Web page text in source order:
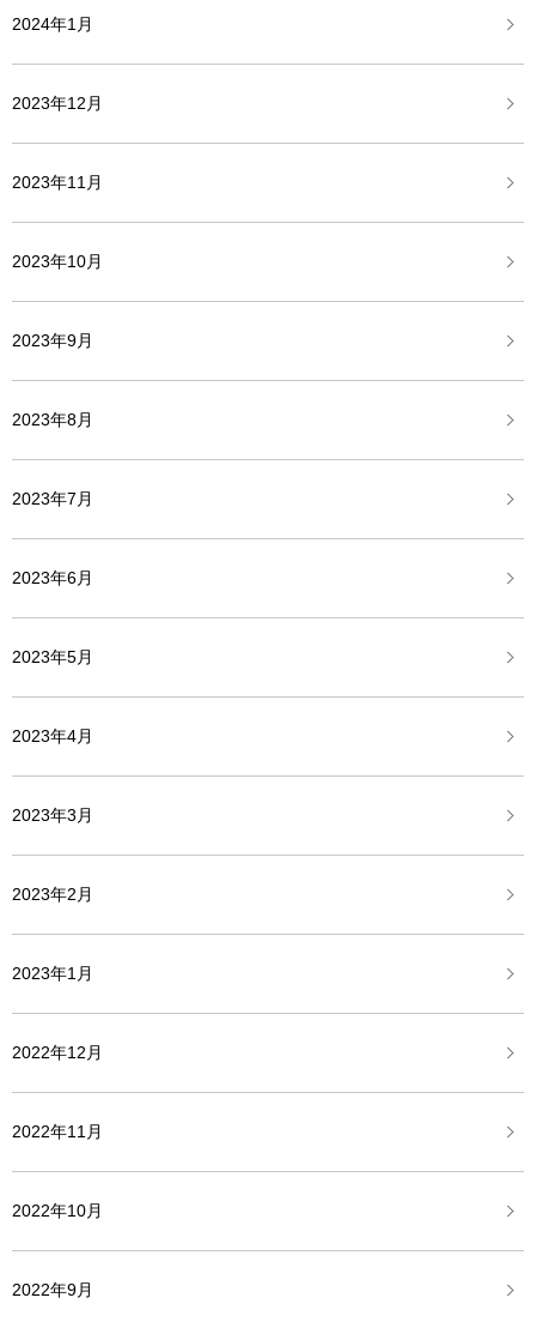
2024年1月
2023年12月
2023年11月
2023年10月
2023年9月
2023年8月
2023年7月
2023年6月
2023年5月
2023年4月
2023年3月
2023年2月
2023年1月
2022年12月
2022年11月
2022年10月
2022年9月